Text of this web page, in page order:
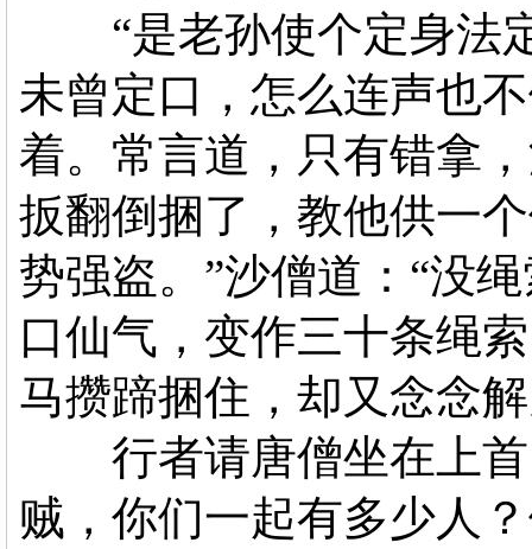
“是老孙使个定身法定
未曾定口，怎么连声也
着。常言道，只有错拿
扳翻倒捆了，教他供一
势强盗。”沙僧道：“没
口仙气，变作三十条绳
马攒蹄捆住，却又念念
行者请唐僧坐在上首
贼，你们一起有多少人